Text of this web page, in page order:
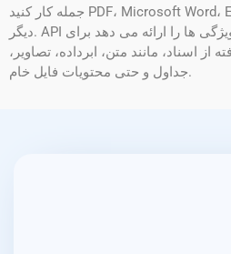
جمله کار کنید PDF، Microsoft Word، Excel، PowerPoint و موارد
دیگر. API طیف گسترده ای از ویژگی ها را ارائه می دهد برای
از اسناد، مانند متن، ابرداده، تصاویر،
جداول و حتی محتویات فایل خام.